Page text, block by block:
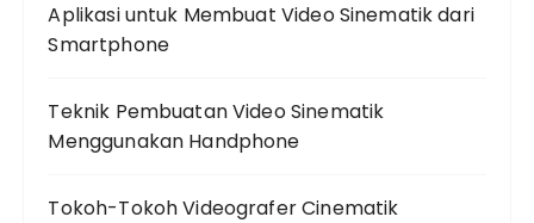
Aplikasi untuk Membuat Video Sinematik dari
Smartphone
Teknik Pembuatan Video Sinematik
Menggunakan Handphone
Tokoh-Tokoh Videografer Cinematik